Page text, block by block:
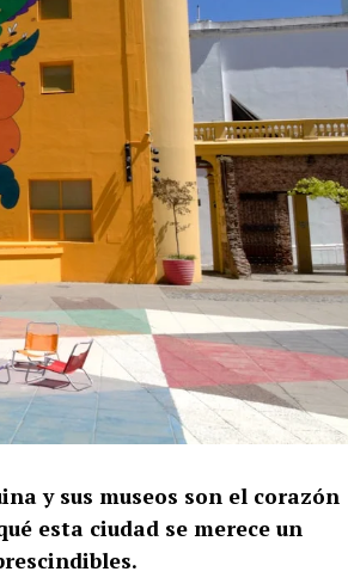
y sus museos son el corazón
esta ciudad se merece un